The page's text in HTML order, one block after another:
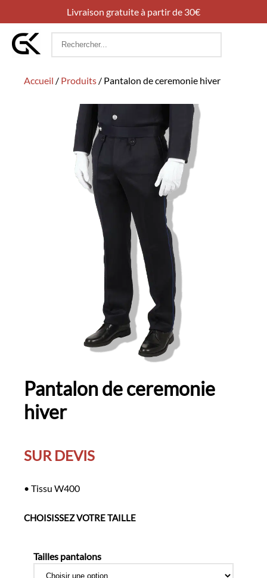
Livraison gratuite à partir de 30€
Rechercher
Accueil / Produits / Pantalon de ceremonie hiver
Pantalon de ceremonie
hiver
SUR DEVIS
• Tissu W400
CHOISISSEZ VOTRE TAILLE
Tailles pantalons